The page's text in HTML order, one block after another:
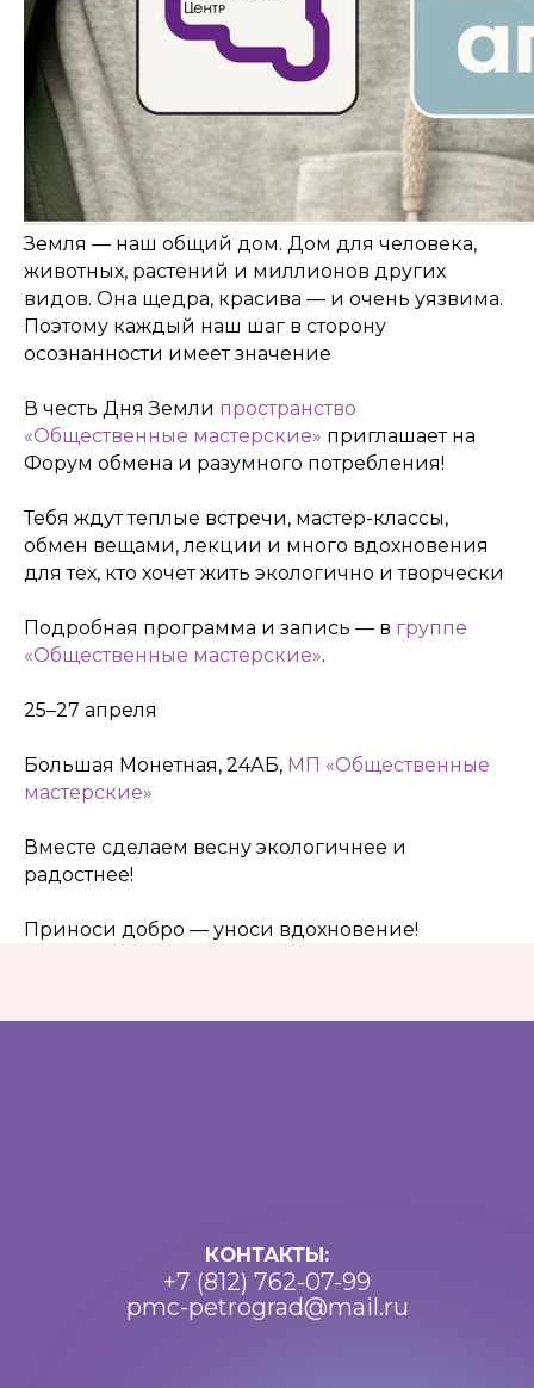
Земля — наш общий дом. Дом для человека,
животных, растений и миллионов других
видов. Она щедра, красива — и очень уязвима.
Поэтому каждый наш шаг в сторону
осознанности имеет значение
В честь Дня Земли пространство
«Общественные мастерские» приглашает на
Форум обмена и разумного потребления!
Тебя ждут теплые встречи, мастер-классы,
обмен вещами, лекции и много вдохновения
для тех, кто хочет жить экологично и творчески
Подробная программа и запись — в группе
«Общественные мастерские».
25–27 апреля
Большая Монетная, 24АБ, МП «Общественные
мастерские»
Вместе сделаем весну экологичнее и
радостнее!
Приноси добро — уноси вдохновение!
Адрес:197198, Санкт-Петербург, Большой
проспект Петроградской стороны, д.18 ст.м.
«Спортивная»
КОНТАКТЫ:
+7 (812) 762-07-99
pmc-petrograd@mail.ru
Телеграм
ВКонтакте
Политика конфиденциальности
Документы
Важная информация